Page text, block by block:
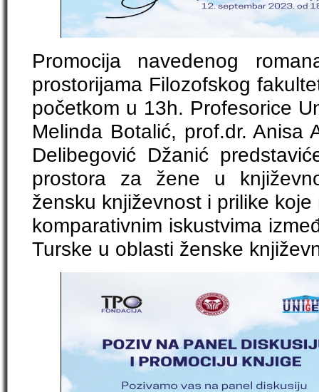
Promocija navedenog
prostorijama Filozofskog
početkom u 13h. Profesorice
Melinda Botalić, prof.dr. Anisa
Delibegović Džanić
prostora za žene u
žensku književnost i prilike
komparativnim iskustvima
Turske u oblasti ženske